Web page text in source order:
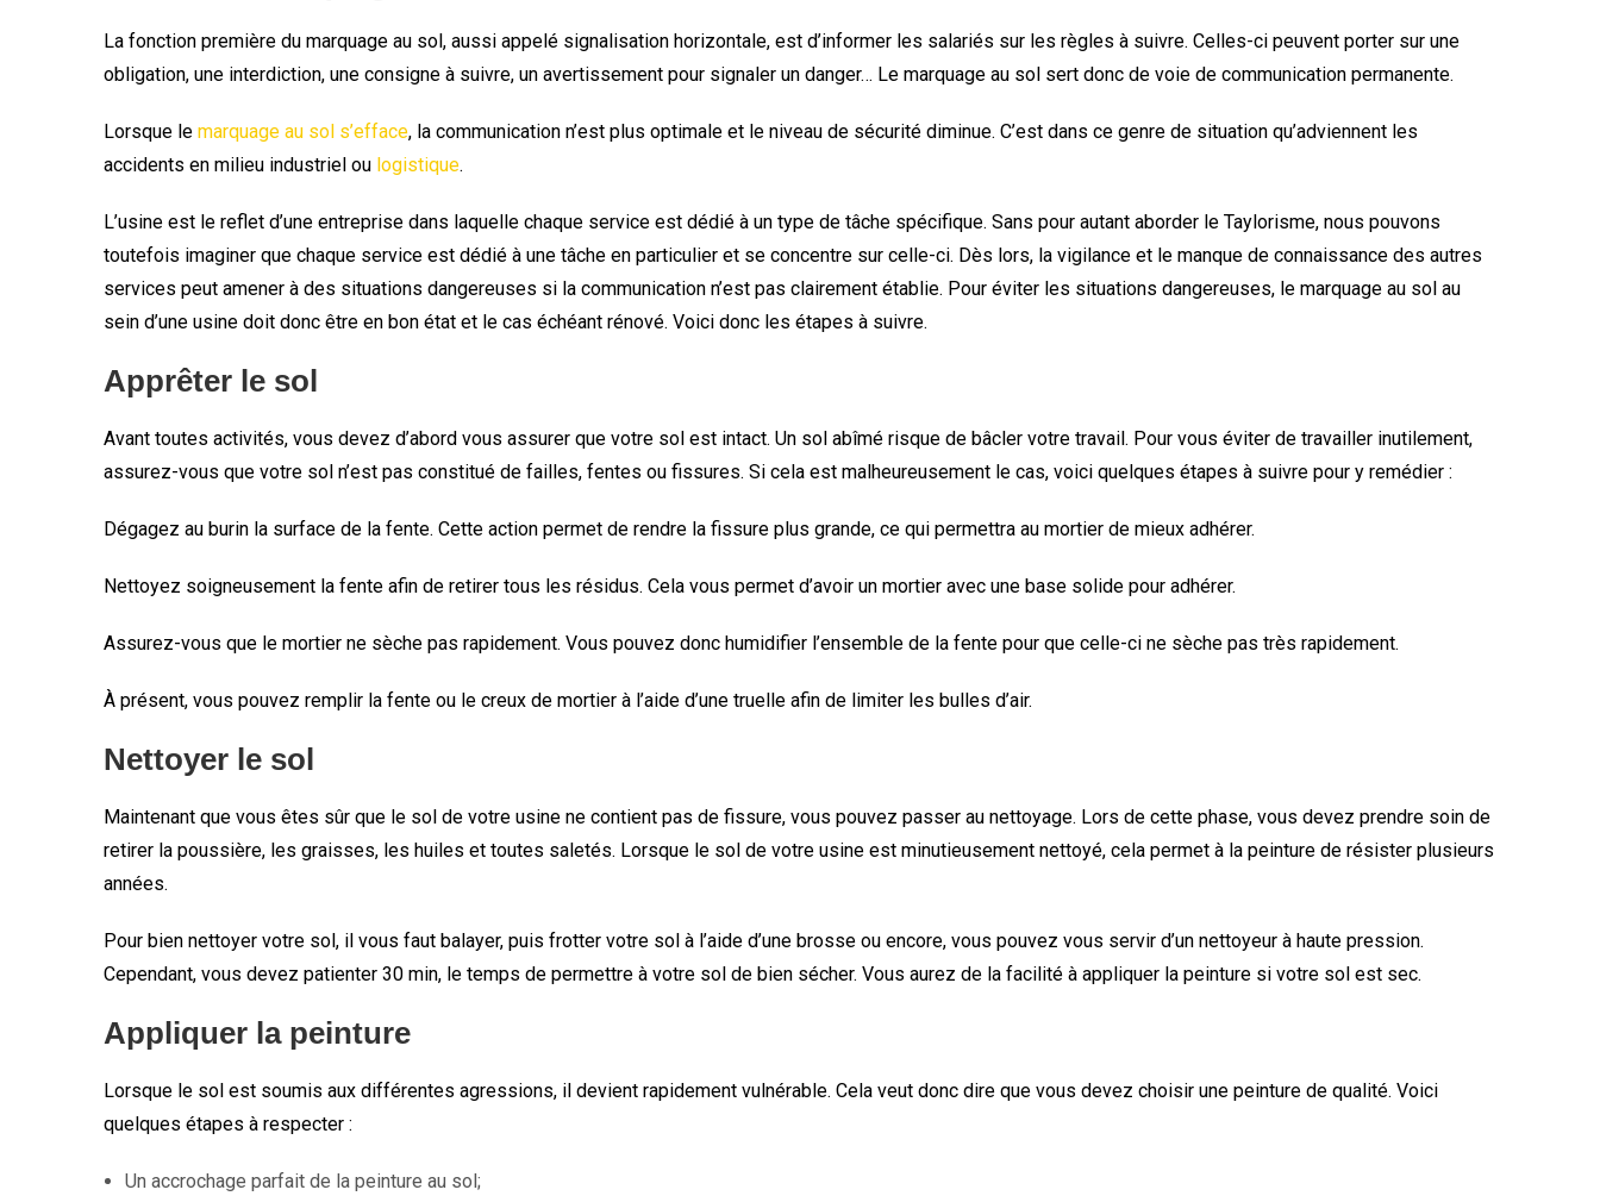
La fonction première du marquage au sol, aussi appelé signalisation horizontale, est d’informer les salariés sur les règles à suivre. Celles-ci peuvent porter sur une
obligation, une interdiction, une consigne à suivre, un avertissement pour signaler un danger… Le marquage au sol sert donc de voie de communication permanente.
Lorsque le marquage au sol s’efface, la communication n’est plus optimale et le niveau de sécurité diminue. C’est dans ce genre de situation qu’adviennent les
accidents en milieu industriel ou logistique.
L’usine est le reflet d’une entreprise dans laquelle chaque service est dédié à un type de tâche spécifique. Sans pour autant aborder le Taylorisme, nous pouvons
toutefois imaginer que chaque service est dédié à une tâche en particulier et se concentre sur celle-ci. Dès lors, la vigilance et le manque de connaissance des autres
services peut amener à des situations dangereuses si la communication n’est pas clairement établie. Pour éviter les situations dangereuses, le marquage au sol au
sein d’une usine doit donc être en bon état et le cas échéant rénové. Voici donc les étapes à suivre.
Apprêter le sol
Avant toutes activités, vous devez d’abord vous assurer que votre sol est intact. Un sol abîmé risque de bâcler votre travail. Pour vous éviter de travailler inutilement,
assurez-vous que votre sol n’est pas constitué de failles, fentes ou fissures. Si cela est malheureusement le cas, voici quelques étapes à suivre pour y remédier :
Dégagez au burin la surface de la fente. Cette action permet de rendre la fissure plus grande, ce qui permettra au mortier de mieux adhérer.
Nettoyez soigneusement la fente afin de retirer tous les résidus. Cela vous permet d’avoir un mortier avec une base solide pour adhérer.
Assurez-vous que le mortier ne sèche pas rapidement. Vous pouvez donc humidifier l’ensemble de la fente pour que celle-ci ne sèche pas très rapidement.
À présent, vous pouvez remplir la fente ou le creux de mortier à l’aide d’une truelle afin de limiter les bulles d’air.
Nettoyer le sol
Maintenant que vous êtes sûr que le sol de votre usine ne contient pas de fissure, vous pouvez passer au nettoyage. Lors de cette phase, vous devez prendre soin de
retirer la poussière, les graisses, les huiles et toutes saletés. Lorsque le sol de votre usine est minutieusement nettoyé, cela permet à la peinture de résister plusieurs
années.
Pour bien nettoyer votre sol, il vous faut balayer, puis frotter votre sol à l’aide d’une brosse ou encore, vous pouvez vous servir d’un nettoyeur à haute pression.
Cependant, vous devez patienter 30 min, le temps de permettre à votre sol de bien sécher. Vous aurez de la facilité à appliquer la peinture si votre sol est sec.
Appliquer la peinture
Lorsque le sol est soumis aux différentes agressions, il devient rapidement vulnérable. Cela veut donc dire que vous devez choisir une peinture de qualité. Voici
quelques étapes à respecter :
Un accrochage parfait de la peinture au sol;